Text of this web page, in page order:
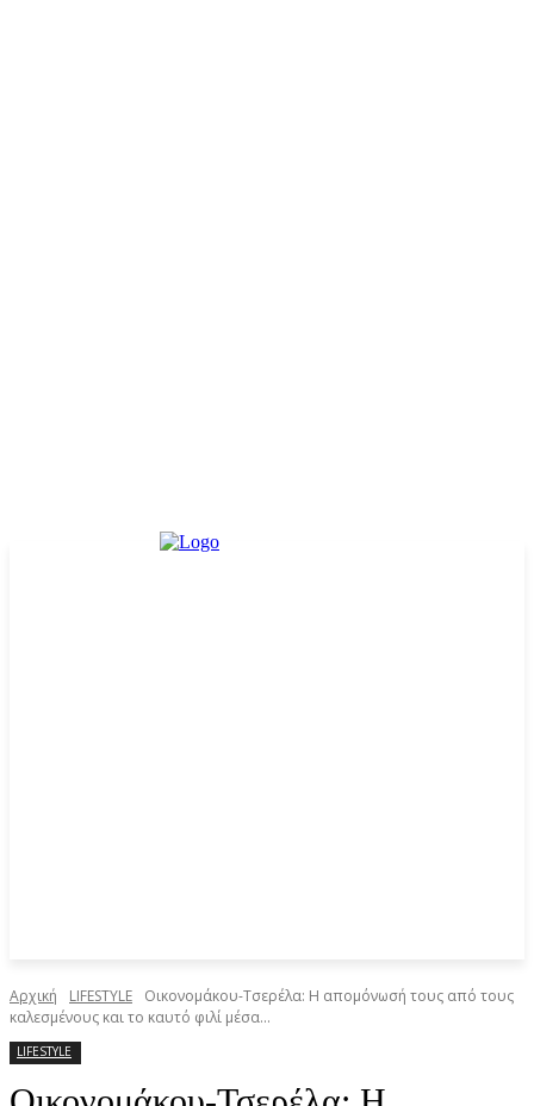
Αρχική LIFESTYLE
Οικονομάκου-Τσερέλα: Η απομόνωσή τους από τους
καλεσμένους και το καυτό φιλί μέσα...
LIFESTYLE